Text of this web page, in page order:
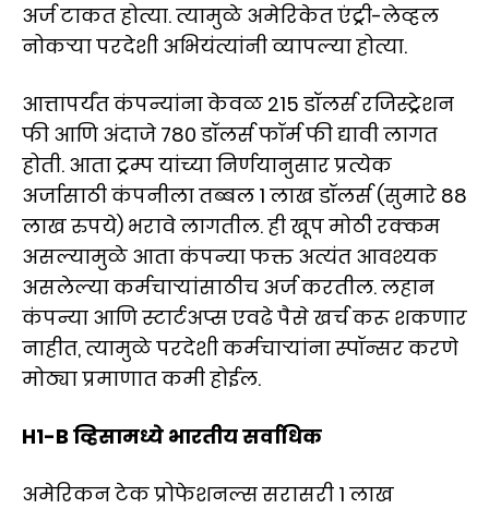
अर्ज टाकत होत्या. त्यामुळे अमेरिकेत एंट्री-लेव्हल
नोकऱ्या परदेशी अभियंत्यांनी व्यापल्या होत्या.
आत्तापर्यंत कंपन्यांना केवळ 215 डॉलर्स रजिस्ट्रेशन
फी आणि अंदाजे 780 डॉलर्स फॉर्म फी द्यावी लागत
होती. आता ट्रम्प यांच्या निर्णयानुसार प्रत्येक
अर्जासाठी कंपनीला तब्बल 1 लाख डॉलर्स (सुमारे 88
लाख रुपये) भरावे लागतील. ही खूप मोठी रक्कम
असल्यामुळे आता कंपन्या फक्त अत्यंत आवश्यक
असलेल्या कर्मचाऱ्यांसाठीच अर्ज करतील. लहान
कंपन्या आणि स्टार्टअप्स एवढे पैसे खर्च करू शकणार
नाहीत, त्यामुळे परदेशी कर्मचाऱ्यांना स्पॉन्सर करणे
मोठ्या प्रमाणात कमी होईल.
H1-B व्हिसामध्ये भारतीय सर्वाधिक
अमेरिकन टेक प्रोफेशनल्स सरासरी 1 लाख